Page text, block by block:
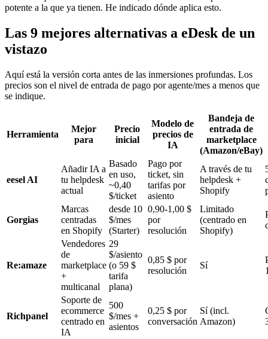
potente a la que ya tienen. He indicado dónde aplica esto.
Las 9 mejores alternativas a eDesk de un
vistazo
Aquí está la versión corta antes de las inmersiones profundas. Los
precios son el nivel de entrada de pago por agente/mes a menos que
se indique.
Herramienta
Mejor
para
Precio
inicial
Modelo de
precios de
IA
Bandeja de
entrada de
marketplace
(Amazon/eBay)
eesel AI
Añadir IA a
tu helpdesk
actual
Basado
en uso,
~0,40
$/ticket
Pago por
ticket, sin
tarifas por
asiento
A través de tu
helpdesk +
Shopify
Gorgias
Marcas
centradas
en Shopify
desde 10
$/mes
(Starter)
0,90-1,00 $
por
resolución
Limitado
(centrado en
Shopify)
Re:amaze
Vendedores
de
marketplace
+
multicanal
29
$/asiento
(o 59 $
tarifa
plana)
0,85 $ por
resolución
Sí
Richpanel
Soporte de
ecommerce
centrado en
IA
500
$/mes +
asientos
0,25 $ por
conversación
Sí (incl.
Amazon)